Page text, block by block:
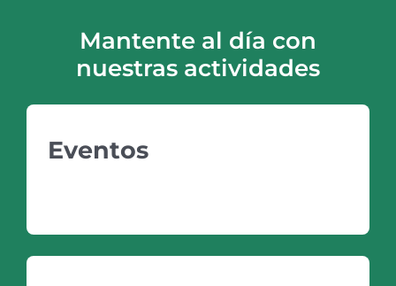
Mantente al día con
nuestras actividades
Eventos